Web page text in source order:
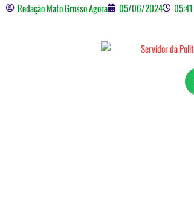
Redação Mato Grosso Agora 05/06/2024 05:41